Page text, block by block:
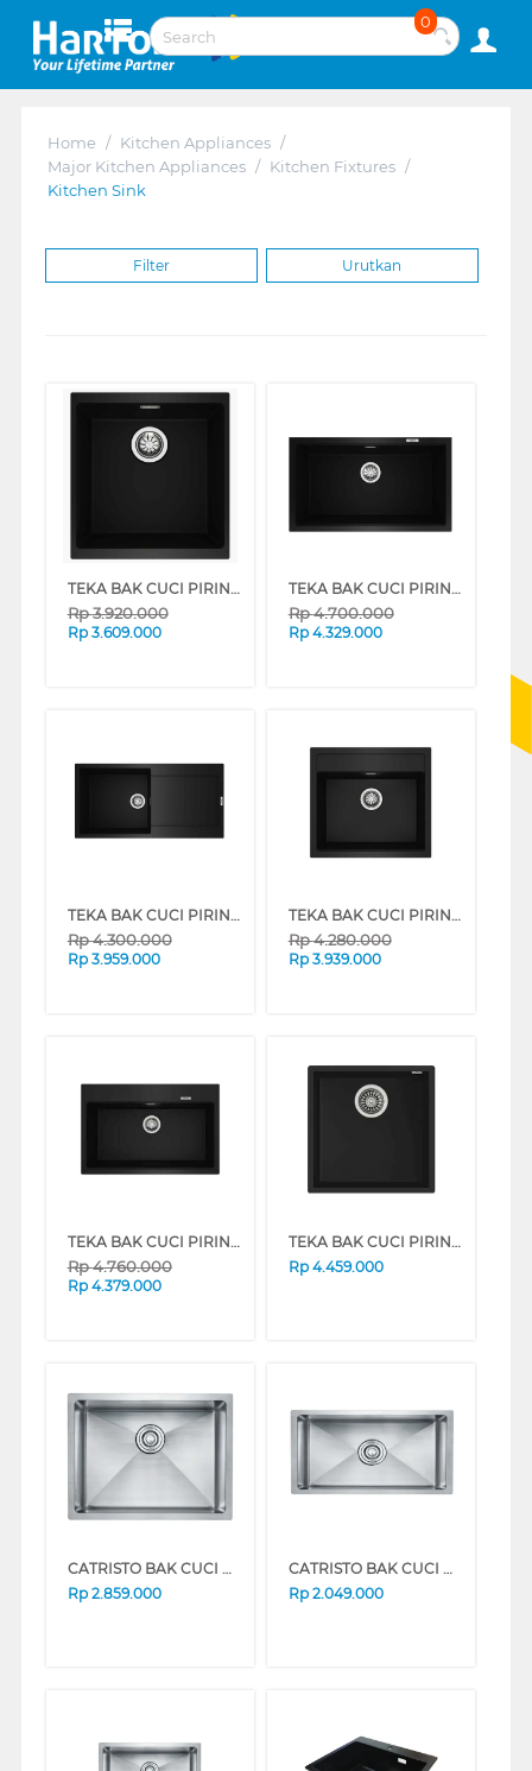
0
Home / Kitchen Appliances /
Major Kitchen Appliances / Kitchen Fixtures /
Kitchen Sink
Filter Urutkan
TEKA BAK CUCI PIRING KITCHEN SINK KUBE40.40
Rp3.920.000
Rp 3.609.000
TEKA BAK CUCI PIRING KITCHEN SINK KUBE72.37
Rp4.700.000
Rp 4.329.000
TEKA BAK CUCI PIRING KITCHEN SINK LOTUS.60L-TG1B.1D
Rp4.300.000
Rp 3.959.000
TEKA BAK CUCI PIRING KITCHEN SINK LOTUS60B-TG1B
Rp4.280.000
Rp 3.939.000
TEKA BAK CUCI PIRING KITCHEN SINK LOTUS80L-TG1B
Rp4.760.000
Rp 4.379.000
TEKA BAK CUCI PIRING KITCHEN SINK SQUARE.40.40.TG.SP
Rp 4.459.000
CATRISTO BAK CUCI PIRING KITCHEN SINK PLANAR4136
Rp 2.859.000
CATRISTO BAK CUCI PIRING KITCHEN SINK PLANAR4325
Rp 2.049.000